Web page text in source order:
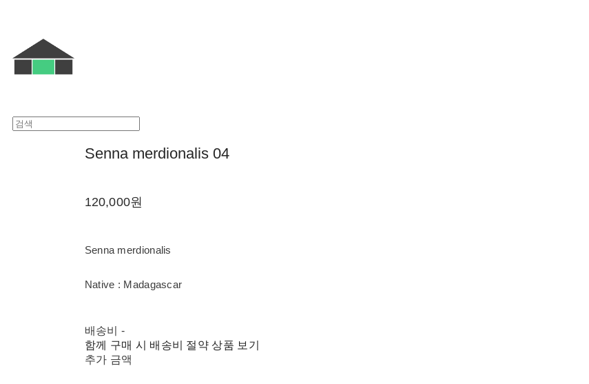
Senna merdionalis 04
120,000원
Senna merdionalis
Native : Madagascar
배송비 -
함께 구매 시 배송비 절약 상품 보기
추가 금액